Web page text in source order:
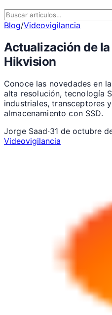
Blog/Videovigilancia
Actualización de
Hikvision
Conoce las novedades en
alta resolución, tecnología
industriales, transceptores
almacenamiento con SSD.
Jorge Saad·31 de octubre
Videovigilancia